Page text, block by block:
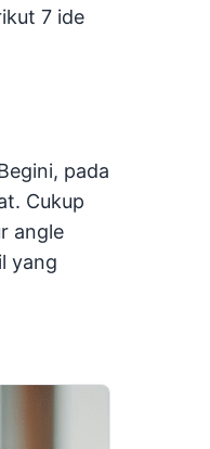
7 ide
pada
Cukup
angle
yang